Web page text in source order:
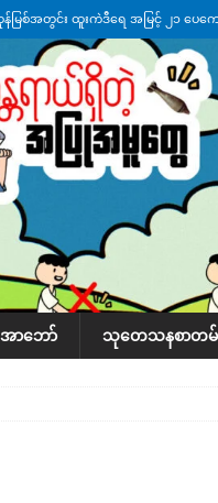
မြစ်အတွင်း ထူးကဲဒီရေ အ​မြင့် ၂၁ ပ
ော်ကို ရောက်လာတဲ့ ဦးမင်အောင်လှိုင်ကို
းပြီး ခုနှစ်ရက်မြောက်နေ့မှာ ငသိုင်းချ
မျက်နှာမှာ ရေဘေးကူနေတဲ့ ငသိုင်းချော
ျက်နှာ၊ အိုင်သပြုအနီးတဝိုက် ရေအနည်းငယ်
ာဘော် သုတေသနစာတမ်